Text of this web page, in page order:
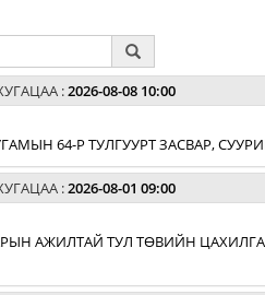
:2026-08-08 10:00
64-Р ТУЛГУУРТ ЗАСВАР,
:2026-08-01 09:00
АЖИЛТАЙ ТУЛ ТӨВИЙН